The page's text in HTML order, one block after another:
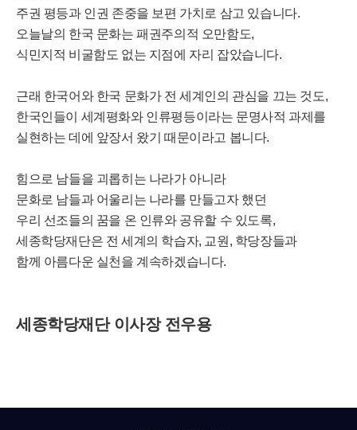
주권 평등과 인권 존중을 보편 가치로 삼고 있습니다.
오늘날의 한국 문화는 패권주의적 오만함도,
식민지적 비굴함도 없는 지점에 자리 잡았습니다.
근래 한국어와 한국 문화가 전 세계인의 관심을 끄는 것도,
한국인들이 세계평화와 인류평등이라는 문명사적 과제를
실현하는 데에 앞장서 왔기 때문이라고 봅니다.
힘으로 남들을 괴롭히는 나라가 아니라
문화로 남들과 어울리는 나라를 만들고자 했던
우리 선조들의 꿈을 온 인류와 공유할 수 있도록,
세종학당재단은 전 세계의 학습자, 교원, 학당장들과
함께 아름다운 실천을 계속하겠습니다.
세종학당재단 이사장 전우용